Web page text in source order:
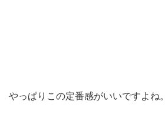
やっぱりこの定番感がいいですよね。